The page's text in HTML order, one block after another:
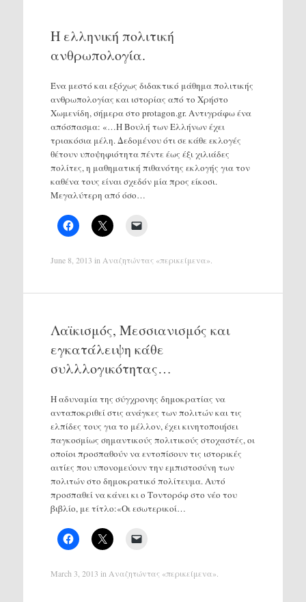
Η ελληνική πολιτική
ανθρωπολογία.
Ένα μεστό και εξόχως διδακτικό μάθημα πολιτικής
ανθρωπολογίας και ιστορίας από το Χρήστο
Χωμενίδη, σήμερα στο protagon.gr. Αντιγράφω ένα
απόσπασμα: «…Η Βουλή των Ελλήνων έχει
τριακόσια μέλη. Δεδομένου ότι σε κάθε εκλογές
θέτουν υποψηφιότητα πέντε έως έξι χιλιάδες
πολίτες, η μαθηματική πιθανότης εκλογής για τον
καθένα τους είναι σχεδόν μία προς είκοσι.
Μεγαλύτερη από όσο…
June 8, 2013 in Αναζητώντας «περικείμενα»
Λαϊκισμός, Μεσσιανισμός και
εγκατάλειψη κάθε
συλλλογικότητας…
Η αδυναμία της σύγχρονης δημοκρατίας να
ανταποκριθεί στις ανάγκες των πολιτών και τις
ελπίδες τους για το μέλλον, έχει κινητοποιήσει
παγκοσμίως σημαντικούς πολιτικούς στοχαστές, οι
οποίοι προσπαθούν να εντοπίσουν τις ιστορικές
αιτίες που υπονομεύουν την εμπιστοσύνη των
πολιτών στο δημοκρατικό πολίτευμα. Αυτό
προσπαθεί να κάνει κι ο Τοντορόφ στο νέο του
βιβλίο, με τίτλο:«Οι εσωτερικοί…
March 3, 2013 in Αναζητώντας «περικείμενα»